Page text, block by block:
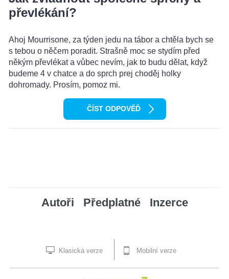
převlékání?
Ahoj Mourrisone, za týden jedu na tábor a chtěla bych se
s tebou o něčem poradit. Strašně moc se stydím před
někým převlékat a vůbec nevím, jak to budu dělat, když
budeme 4 v chatce a do sprch prej choděj holky
dohromady. Prosím, pomoz mi.
ČÍST ODPOVĚĎ
Autoři Předplatné Inzerce
Klasická verze Mobilní verze